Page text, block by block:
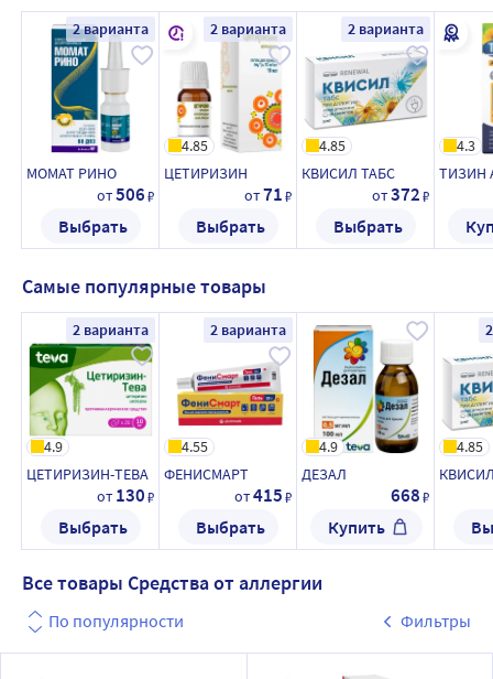
2 варианта
МОМАТ РИНО
от506₽
Выбрать
2 варианта
4.85
ЦЕТИРИЗИН
от71₽
Выбрать
2 варианта
4.85
КВИСИЛ ТАБС
от372₽
Выбрать
4.3
ТИЗИН
Самые популярные товары
2 варианта
4.9
ЦЕТИРИЗИН-ТЕВА
от 130₽
Выбрать
2 варианта
4.55
ФЕНИСМАРТ
от415₽
Выбрать
4.9
ДЕЗАЛ
668₽
Купить
4.85
Все товары Средства от аллергии
По популярности Фильтры